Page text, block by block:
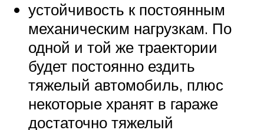
устойчивость к постоянным
механическим нагрузкам. По
одной и той же траектории
будет постоянно ездить
тяжелый автомобиль, плюс
некоторые хранят в гараже
достаточно тяжелый